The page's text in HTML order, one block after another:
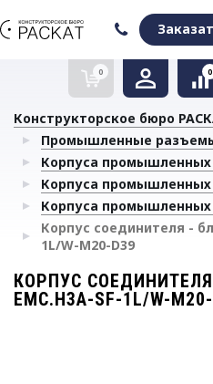
0
Очистить
0
Конструкторское бюро
Промышленные
Корпуса промышленных
Корпуса промышленных
Корпуса промышленных
Корпус соединителя -
1L/W-M20-D39
КОРПУС
EMC.H3A-SF-1L/W-